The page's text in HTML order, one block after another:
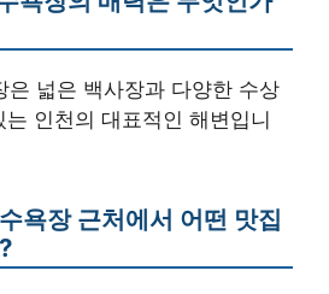
은 넓은 백사장과 다양한 수상
인천의 대표적인 해변입니
욕장 근처에서 어떤 맛집